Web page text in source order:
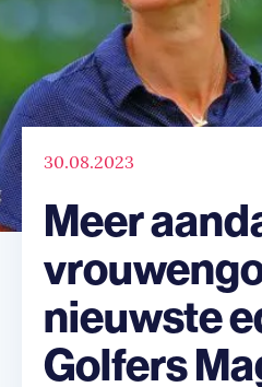
30.08.2023
Meer
nieuwste
Golfers